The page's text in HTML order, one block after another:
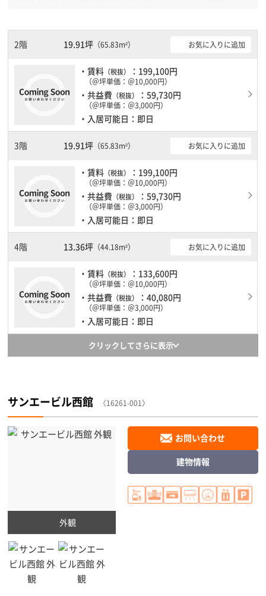
必要なお客様には必見です。１フロア１００坪以上ある大型ビルで
す。
2階 19.91坪（65.83m²） お気に入りに追加
・賃料 （税抜） ：199,100円
（＠坪単価：＠10,000円）
・共益費 （税抜） ：59,730円
（＠坪単価：＠3,000円）
・入居可能日：即日
3階 19.91坪（65.83m²） お気に入りに追加
・賃料 （税抜） ：199,100円
（＠坪単価：＠10,000円）
・共益費 （税抜） ：59,730円
（＠坪単価：＠3,000円）
・入居可能日：即日
4階 13.36坪（44.18m²） お気に入りに追加
・賃料 （税抜） ：133,600円
（＠坪単価：＠10,000円）
・共益費 （税抜） ：40,080円
（＠坪単価：＠3,000円）
・入居可能日：即日
クリックしてさらに表示
サンエービル西館 〈16261-001〉
外観
お問い合わせ
建物情報